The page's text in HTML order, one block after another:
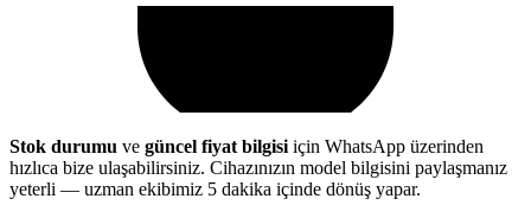
Stok durumu ve güncel fiyat bilgisi için WhatsApp üzerinden
hızlıca bize ulaşabilirsiniz. Cihazınızın model bilgisini paylaşmanız
yeterli — uzman ekibimiz 5 dakika içinde dönüş yapar.